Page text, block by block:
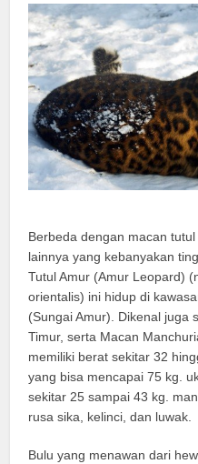
Berbeda dengan macan
lainnya yang kebanyakan
Tutul Amur (Amur Leopard)
orientalis) ini hidup di
(Sungai Amur). Dikenal juga
Timur, serta Macan
memiliki berat sekitar 32
yang bisa mencapai 75 kg.
sekitar 25 sampai 43 kg.
rusa sika, kelinci, dan luwak.
Bulu yang menawan dari